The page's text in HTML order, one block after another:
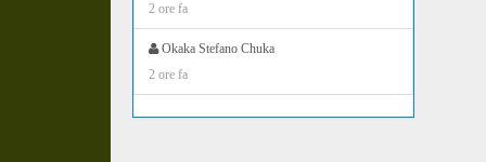
2 ore fa
Okaka Stefano Chuka
2 ore fa